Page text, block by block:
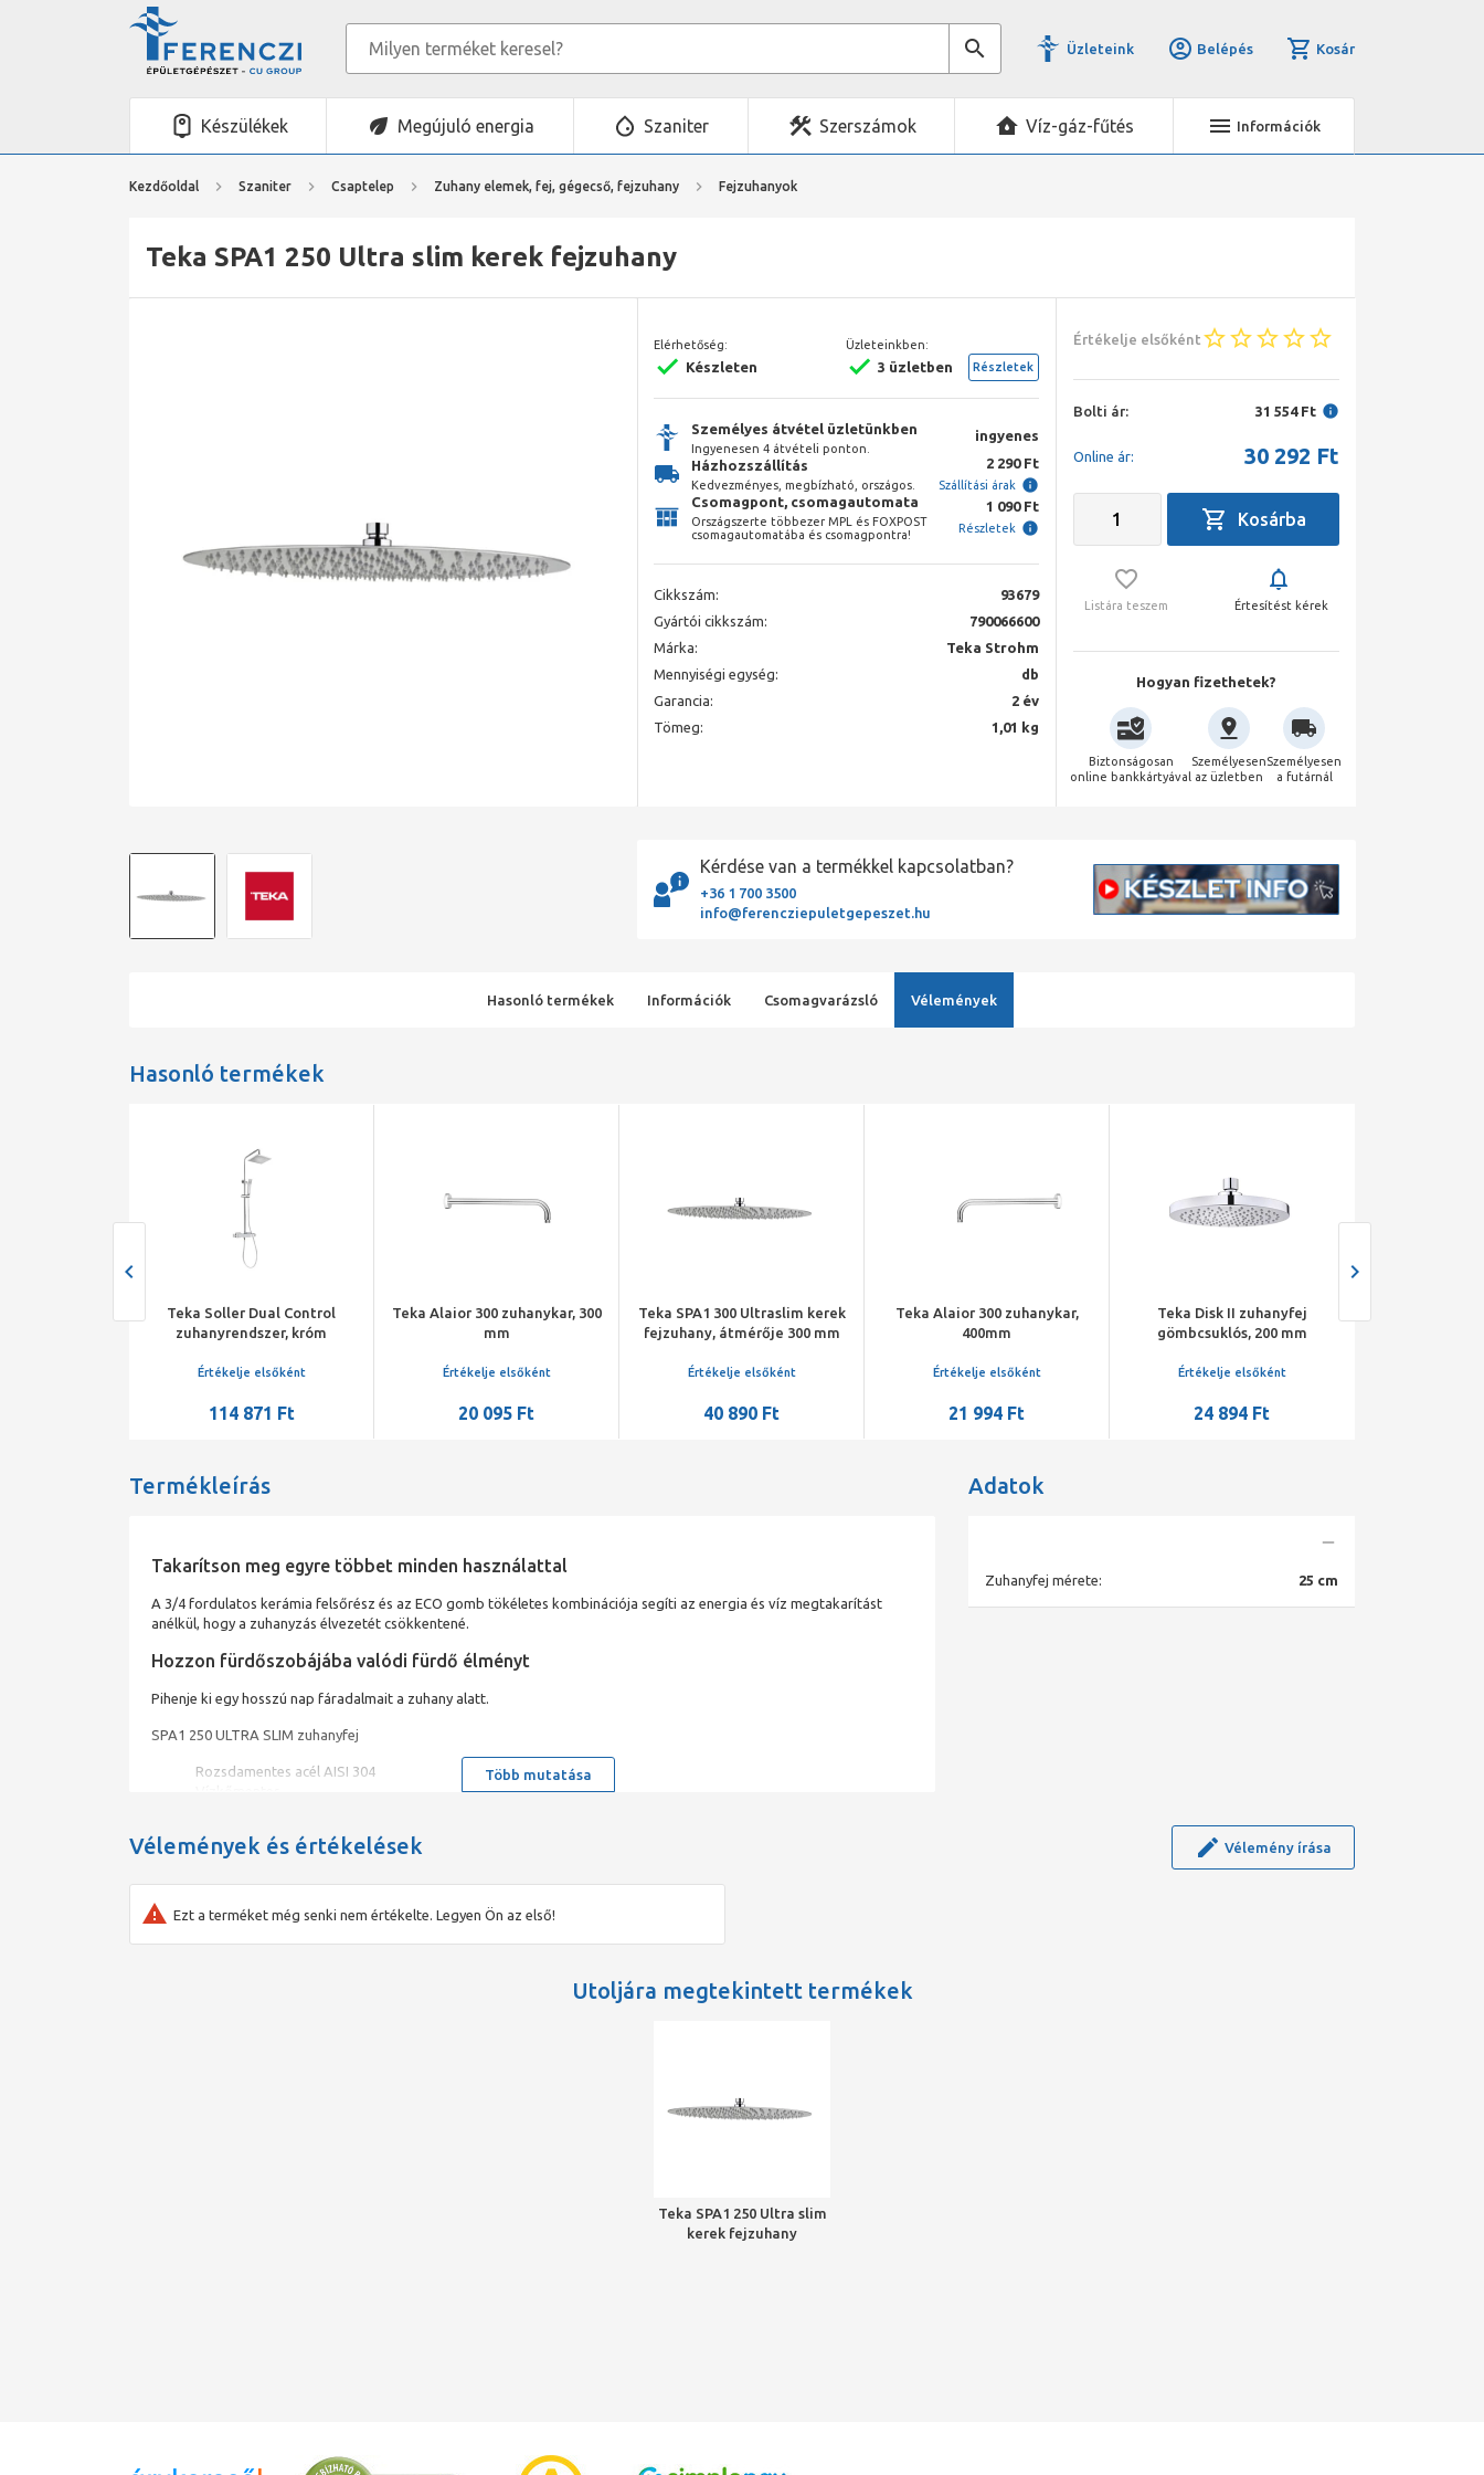
Üzleteink Belépés Kosár
Készülékek Megújuló energia Szaniter Szerszámok Víz-gáz-fűtés Információk
Kezdőoldal Szaniter Csaptelep Zuhany elemek, fej, gégecső, fejzuhany Fejzuhanyok
Teka SPA1 250 Ultra slim kerek fejzuhany
Elérhetőség:
Készleten
Üzleteinkben:
3 üzletben Részletek
Személyes átvétel üzletünkben
Ingyenesen 4 átvételi ponton.
ingyenes
Házhozszállítás
Kedvezményes, megbízható, országos.
2 290 Ft
Szállítási árak
Csomagpont, csomagautomata
Országszerte többezer MPL és FOXPOST
csomagautomatába és csomagpontra!
1 090 Ft
Részletek
Cikkszám:
93679
Gyártói cikkszám:
790066600
Márka:
Teka Strohm
Mennyiségi egység:
db
Garancia:
2 év
Tömeg:
1,01 kg
Értékelje elsőként
Bolti ár: 31 554 Ft
Online ár: 30 292 Ft
Listára teszem Értesítést kérek
Hogyan fizethetek?
Biztonságosan
online bankkártyával
Személyesen
az üzletben
Személyesen
a futárnál
Kérdése van a termékkel kapcsolatban?
+36 1 700 3500
info@ferencziepuletgepeszet.hu
Hasonló termékek Információk Csomagvarázsló Vélemények
Hasonló termékek
Teka Soller Dual Control
zuhanyrendszer, króm
Értékelje elsőként
114 871 Ft
Teka Alaior 300 zuhanykar, 300
mm
Értékelje elsőként
20 095 Ft
Teka SPA1 300 Ultraslim kerek
fejzuhany, átmérője 300 mm
Értékelje elsőként
40 890 Ft
Teka Alaior 300 zuhanykar,
400mm
Értékelje elsőként
21 994 Ft
Teka Disk II zuhanyfej
gömbcsuklós, 200 mm
Értékelje elsőként
24 894 Ft
Termékleírás
Takarítson meg egyre többet minden használattal
A 3/4 fordulatos kerámia felsőrész és az ECO gomb tökéletes kombinációja segíti az energia és víz megtakarítást
anélkül, hogy a zuhanyzás élvezetét csökkentené.
Hozzon fürdőszobájába valódi fürdő élményt
Pihenje ki egy hosszú nap fáradalmait a zuhany alatt.
SPA1 250 ULTRA SLIM zuhanyfej
Rozsdamentes acél AISI 304
Extra vízáramlás
Több mutatása
Adatok
Zuhanyfej mérete: 25 cm
Vélemények és értékelések Vélemény írása
Ezt a terméket még senki nem értékelte. Legyen Ön az első!
Utoljára megtekintett termékek
Teka SPA1 250 Ultra slim
kerek fejzuhany